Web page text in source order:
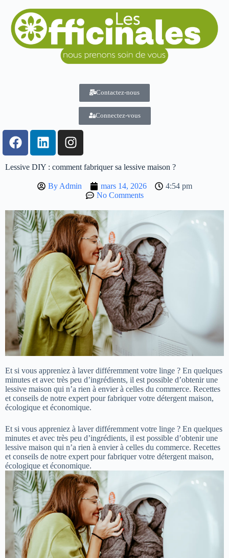
Contactez-nous
Connectez-vous
Lessive DIY : comment fabriquer sa lessive maison ?
ByAdmin mars 14, 2026
4:54 pm
No Comments
Et si vous appreniez à laver différemment votre linge ? En quelques
minutes et avec très peu d’ingrédients, il est possible d’obtenir une
lessive maison qui n’a rien à envier à celles du commerce. Recettes
et conseils de notre expert pour fabriquer votre détergent maison,
écologique et économique.
Et si vous appreniez à laver différemment votre linge ? En quelques
minutes et avec très peu d’ingrédients, il est possible d’obtenir une
lessive maison qui n’a rien à envier à celles du commerce. Recettes
et conseils de notre expert pour fabriquer votre détergent maison,
écologique et économique.